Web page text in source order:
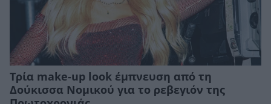
Τρία make-up look έμπνευση από τη
Δούκισσα Νομικού για το ρεβεγιόν της